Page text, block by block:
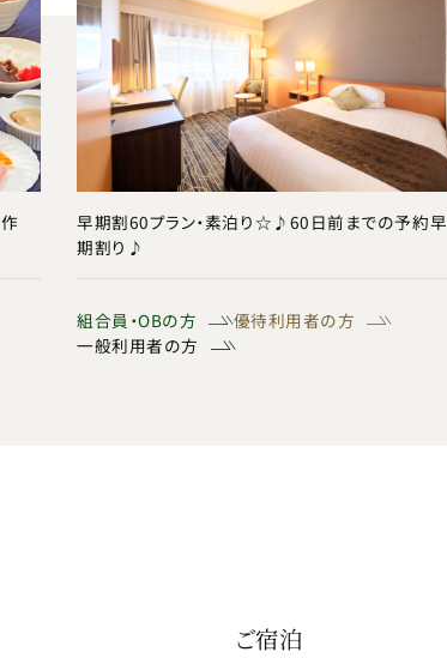
早期割60プラン・素泊り☆♪60日前までの予約早
期割り♪
組合員・OBの方
優待利用者の方
一般利用者の方
ご宿泊